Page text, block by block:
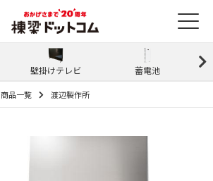
壁掛けテレビ 蓄電池
商品一覧 渡辺製作所